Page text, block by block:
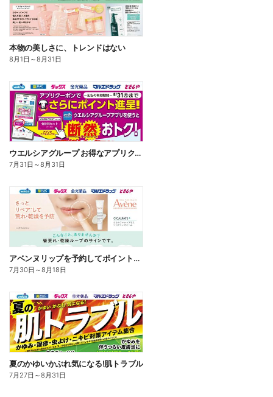
本物の美しさに、トレンドはない
8月1日 ～8月31日
ウエルシアグループ お得なアプリクーポン
7月31日 ～8月31日
アベンヌリップを予約してポイントゲット!
7月30日 ～8月18日
夏のかゆいかぶれ気になる!肌トラブル
7月27日 ～8月31日